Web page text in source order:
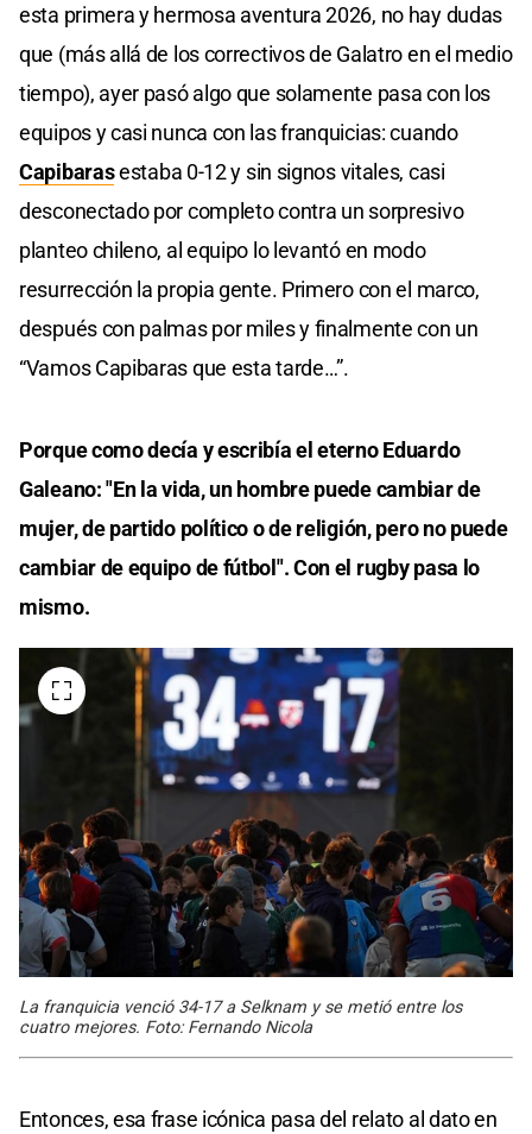
esta primera y hermosa aventura 2026, no hay dudas
que (más allá de los correctivos de Galatro en el medio
tiempo), ayer pasó algo que solamente pasa con los
equipos y casi nunca con las franquicias: cuando
Capibarasestaba 0-12 y sin signos vitales, casi
desconectado por completo contra un sorpresivo
planteo chileno, al equipo lo levantó en modo
resurrección la propia gente. Primero con el marco,
después con palmas por miles y finalmente con un
“Vamos Capibaras que esta tarde…”.
Porque como decía y escribía el eterno Eduardo
Galeano: "En la vida, un hombre puede cambiar de
mujer, de partido político o de religión, pero no puede
cambiar de equipo de fútbol". Con el rugby pasa lo
mismo.
La franquicia venció 34-17 a Selknam y se metió entre los
cuatro mejores. Foto: Fernando Nicola
Entonces, esa frase icónica pasa del relato al dato en